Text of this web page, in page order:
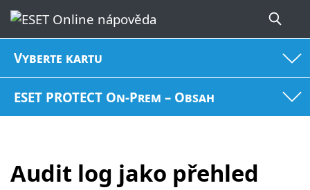
Vyberte kartu
ESET PROTECT On-Prem – Obsah
Audit log jako přehled